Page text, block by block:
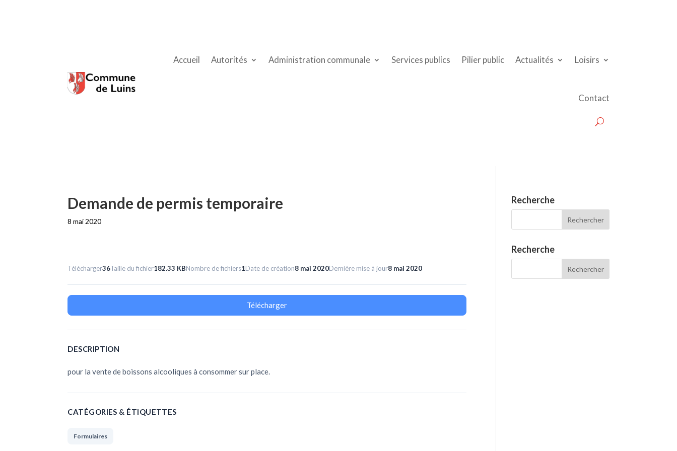
Accueil Autorités Administration communale Services publics Pilier public Actualités Loisirs
Contact
Demande de permis temporaire
8 mai 2020
Télécharger36Taille du fichier182.33 KBNombre de fichiers1Date de création8 mai 2020Dernière mise à jour8 mai 2020
Télécharger
DESCRIPTION
pour la vente de boissons alcooliques à consommer sur place.
CATÉGORIES & ÉTIQUETTES
Formulaires
Recherche
Recherche